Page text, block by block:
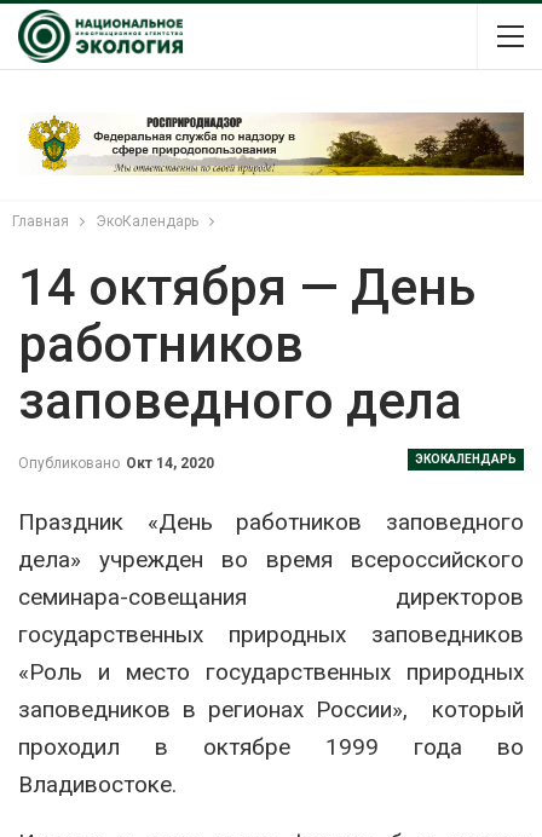
Главная ЭкоКалендарь
14 октября — День
работников
заповедного дела
ЭКОКАЛЕНДАРЬ
Опубликовано Окт 14, 2020
Праздник «День работников заповедного
дела» учрежден во время всероссийского
семинара-совещания директоров
государственных природных заповедников
«Роль и место государственных природных
заповедников в регионах России», который
проходил в октябре 1999 года во
Владивостоке.